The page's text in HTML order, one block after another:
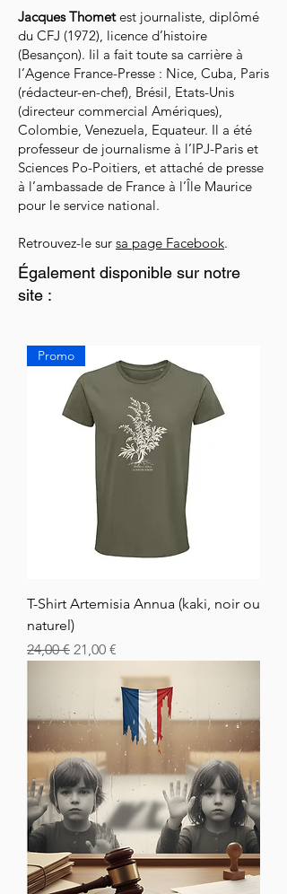
Jacques Thometest journaliste, diplômé
du CFJ (1972), licence d’histoire
(Besançon). Iil a fait toute sa carrière à
l’Agence France-Presse : Nice, Cuba, Paris
(rédacteur-en-chef), Brésil, Etats-Unis
(directeur commercial Amériques),
Colombie, Venezuela, Equateur. Il a été
professeur de journalisme à l’IPJ-Paris et
Sciences Po-Poitiers, et attaché de presse
à l’ambassade de France à l’Île Maurice
pour le service national.
Retrouvez-le sur sa page Facebook.
Également disponible sur notre
site :
Promo
T-Shirt Artemisia Annua (kaki, noir ou
naturel)
Prix original
24,00 € Prix promotionnel
21,00 €